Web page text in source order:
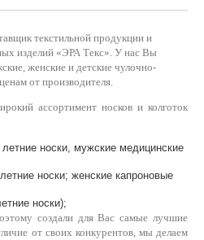
текстильной продукции и
изделий «ЭРА Текс». У нас Вы
женские и детские чулочно-
от производителя.
ассортимент носков и колготок
носки, мужские медицинские
носки; женские капроновые
носки);
создали для Вас самые лучшие
от своих конкурентов, мы делаем